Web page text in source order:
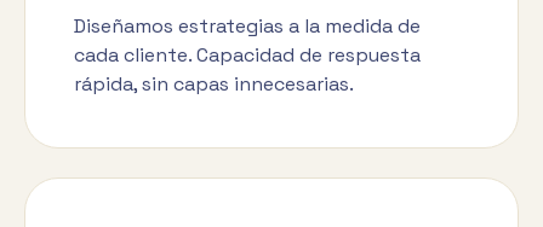
Diseñamos estrategias a la medida de
cada cliente. Capacidad de respuesta
rápida, sin capas innecesarias.